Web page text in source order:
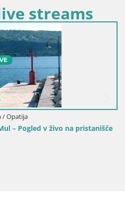
streams
Opatija
– Pogled v živo na pristanišče